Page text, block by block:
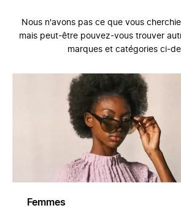
Nous n'avons pas ce que vous
mais peut-être pouvez-vous trouver
marques et catégories ci-
Femmes